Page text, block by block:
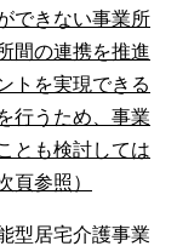
できない事業所
間の連携を推進
トを実現できる
行うため、事業
とも検討しては
頁参照）
型居宅介護事業